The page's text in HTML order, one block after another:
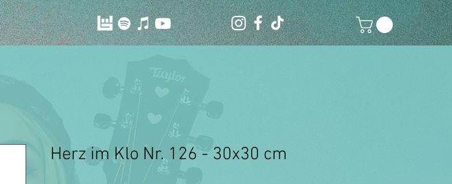
Herz im Klo Nr. 126 - 30x30 cm